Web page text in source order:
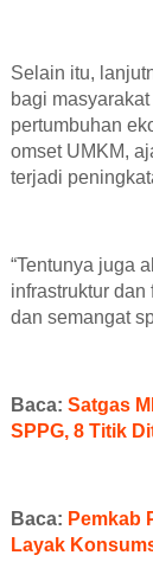
Selain itu,
bagi
pertumbuhan
omset UMKM,
terjadi
“Tentunya juga
infrastruktur
dan semangat
Baca: Satgas
SPPG, 8 Titik
Baca: Pemkab
Layak